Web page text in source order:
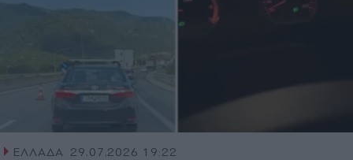
ΕΛΛΑΔΑ 29.07.2026 19:22